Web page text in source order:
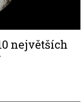
největších